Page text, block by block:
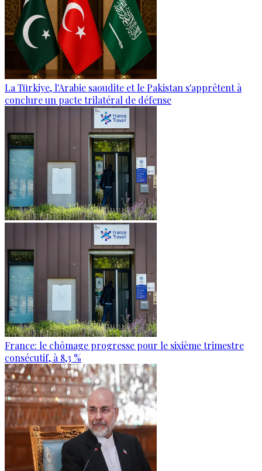
La Türkiye, l'Arabie saoudite et le Pakistan s'apprêtent à
conclure un pacte trilatéral de défense
France: le chômage progresse pour le sixième trimestre
consécutif, à 8,3 %